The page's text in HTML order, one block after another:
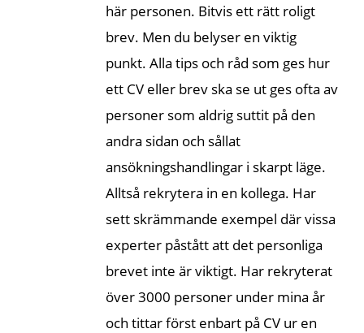
här personen. Bitvis ett rätt roligt
brev. Men du belyser en viktig
punkt. Alla tips och råd som ges hur
ett CV eller brev ska se ut ges ofta av
personer som aldrig suttit på den
andra sidan och sållat
ansökningshandlingar i skarpt läge.
Alltså rekrytera in en kollega. Har
sett skrämmande exempel där vissa
experter påstått att det personliga
brevet inte är viktigt. Har rekryterat
över 3000 personer under mina år
och tittar först enbart på CV ur en